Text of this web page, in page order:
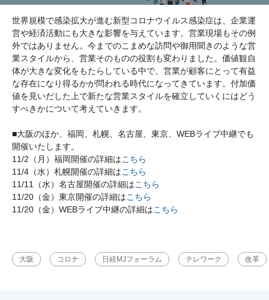
世界規模で感染拡大が進む新型コロナウイルス感染症は、企業運
営や経済活動にも大きな影響を与えています。営業現場もその例
外ではありません。今までのこまめな訪問や御用聞きのような営
業スタイルから、営業そのものの役割も変わりました。価値観自
体が大きな変化をもたらしている中で、営業が顧客にとって有益
な存在になり得るかが問われる時代になってきています。付加価
値を見いだした上で新たな営業スタイルを確立していくにはどう
すべきかについて考えていきます。
■大阪のほか、福岡、札幌、名古屋、東京、WEBライブ中継でも
開催いたします。
11/2（月）福岡開催の詳細はこちら
11/4（水）札幌開催の詳細はこちら
11/11（水）名古屋開催の詳細はこちら
11/20（金）東京開催の詳細はこちら
11/20（金）WEBライブ中継の詳細はこちら
大阪 コロナ 日経MJフォーラム テレワーク 改革